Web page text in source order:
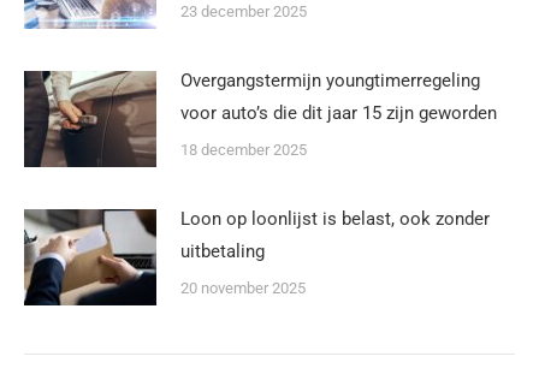
23 december 2025
Overgangstermijn youngtimerregeling
voor auto’s die dit jaar 15 zijn geworden
18 december 2025
Loon op loonlijst is belast, ook zonder
uitbetaling
20 november 2025